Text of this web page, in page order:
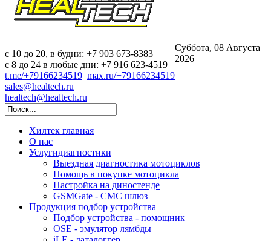
c 10 до 20, в будни: +7 903 673-8383
с 8 до 24 в любые дни: +7 916 623-4519
t.me/+79166234519 max.ru/+79166234519
sales@healtech.ru
healtech@healtech.ru
Суббота, 08 Августа
2026
Хилтек главная
О нас
Услугидиагностики
Выездная диагностика мотоциклов
Помощь в покупке мотоцикла
Настройка на диностенде
GSMGate - СМС шлюз
Продукция подбор устройства
Подбор устройства - помощник
OSE - эмулятор лямбды